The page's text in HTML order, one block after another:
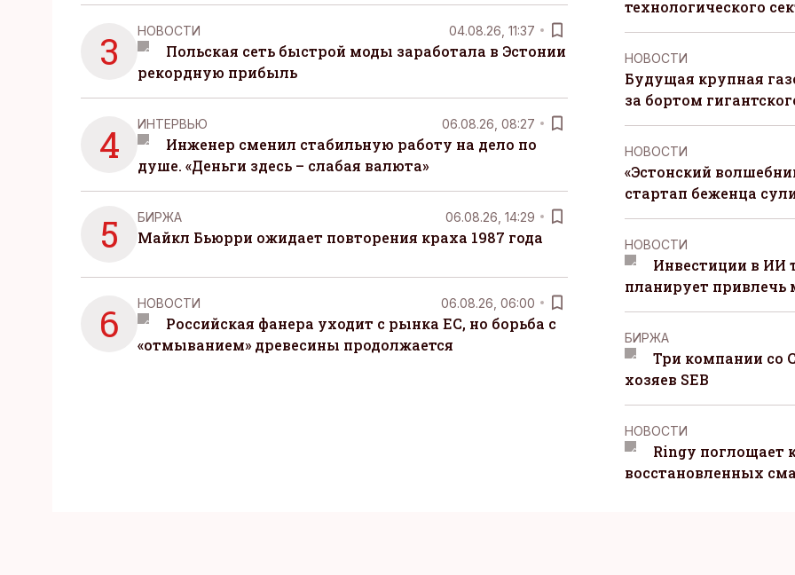
3 НОВОСТИ 04.08.26, 11:37
Польская сеть быстрой моды заработала в Эстонии
рекордную прибыль
4 ИНТЕРВЬЮ 06.08.26, 08:27
Инженер сменил стабильную работу на дело по
душе. «Деньги здесь – слабая валюта»
5 БИРЖА 06.08.26, 14:29
Майкл Бьюрри ожидает повторения краха 1987 года
6 НОВОСТИ 06.08.26, 06:00
Российская фанера уходит с рынка ЕС, но борьба с
«отмыванием» древесины продолжается
технологического
НОВОСТИ
Будущая крупная
за бортом
НОВОСТИ
«Эстонский
стартап беженца
НОВОСТИ
Инвестиции в ИИ
планирует
БИРЖА
Три компании со
хозяев SEB
НОВОСТИ
Ringy поглощает
восстановленных